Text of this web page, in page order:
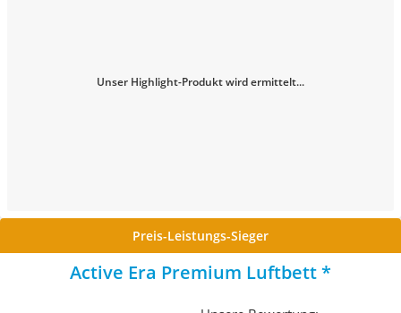
Unser Highlight-Produkt wird ermittelt...
Preis-Leistungs-Sieger
Active Era Premium Luftbett